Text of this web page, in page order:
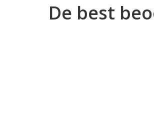
De best